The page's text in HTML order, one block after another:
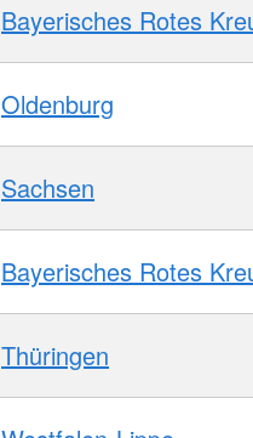
Bayerisches Rotes
Oldenburg
Sachsen
Bayerisches Rotes
Thüringen